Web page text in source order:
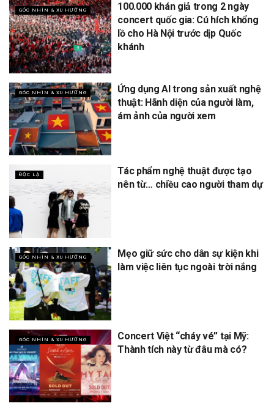
GÓC NHÌN & XU HƯỚNG
100.000 khán giả trong 2 ngày
concert quốc gia: Cú hích khổng
lồ cho Hà Nội trước dịp Quốc
khánh
GÓC NHÌN & XU HƯỚNG
Ứng dụng AI trong sản xuất nghệ
thuật: Hãnh diện của người làm,
ám ảnh của người xem
ĐỘC LẠ
Tác phẩm nghệ thuật được tạo
nên từ… chiều cao người tham dự
GÓC NHÌN & XU HƯỚNG
Mẹo giữ sức cho dân sự kiện khi
làm việc liên tục ngoài trời nắng
GÓC NHÌN & XU HƯỚNG
Concert Việt “cháy vé” tại Mỹ:
Thành tích này từ đâu mà có?